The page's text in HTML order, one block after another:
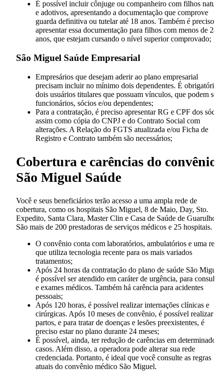
É possível incluir cônjuge ou companheiro com filhos
e adotivos, apresentando a documentação que comprove
guarda definitiva ou tutelar até 18 anos. Também é preciso
apresentar essa documentação para filhos com menos de 24
anos, que estejam cursando o nível superior comprovado;
São Miguel Saúde Empresarial
Empresários que desejam aderir ao plano empresarial
precisam incluir no mínimo dois dependentes. É obrigatório
dois usuários titulares que possuam vínculos, que podem
funcionários, sócios e/ou dependentes;
Para a contratação, é preciso apresentar RG e CPF dos
assim como cópia do CNPJ e do Contrato Social com
alterações. A Relação do FGTS atualizada e/ou Ficha de
Registro e Contrato também são necessários;
Cobertura e carências do convênio
São Miguel Saúde
Você e seus beneficiários terão acesso a uma ampla rede de
cobertura, como os hospitais São Miguel, 8 de Maio, Day, Sto.
Expedito, Santa Clara, Master Clin e Casa de Saúde de
São mais de 200 prestadoras de serviços médicos e 25 hospitais.
O convênio conta com laboratórios, ambulatórios e uma
que utiliza tecnologia recente para os mais variados
tratamentos;
Após 24 horas da contratação do plano de saúde São
é possível ser atendido em caráter de urgência, para
e exames médicos. Também há carência para acidentes
pessoais;
Após 120 horas, é possível realizar internações clínicas e
cirúrgicas. Após 10 meses de convênio, é possível realizar
partos, e para tratar de doenças e lesões preexistentes, é
preciso estar no plano durante 24 meses;
É possível, ainda, ter redução de carências em
casos. Além disso, a operadora pode alterar sua rede
credenciada. Portanto, é ideal que você consulte as regras
atuais do convênio médico São Miguel.